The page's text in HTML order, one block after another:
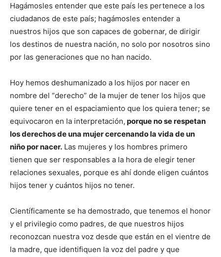
Hagámosles entender que este país les pertenece a los
ciudadanos de este país; hagámosles entender a
nuestros hijos que son capaces de gobernar, de dirigir
los destinos de nuestra nación, no solo por nosotros sino
por las generaciones que no han nacido.
Hoy hemos deshumanizado a los hijos por nacer en
nombre del “derecho” de la mujer de tener los hijos que
quiere tener en el espaciamiento que los quiera tener; se
equivocaron en la interpretación, porque no se respetan
los derechos de una mujer cercenando la vida de un
niño por nacer. Las mujeres y los hombres primero
tienen que ser responsables a la hora de elegir tener
relaciones sexuales, porque es ahí donde eligen cuántos
hijos tener y cuántos hijos no tener.
Científicamente se ha demostrado, que tenemos el honor
y el privilegio como padres, de que nuestros hijos
reconozcan nuestra voz desde que están en el vientre de
la madre, que identifiquen la voz del padre y que